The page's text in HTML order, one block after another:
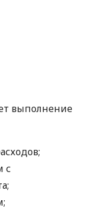
выполнение
с